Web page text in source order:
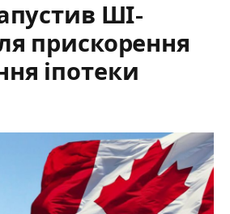
ШІ-
прискорення
іпотеки